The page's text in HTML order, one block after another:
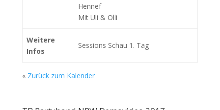
Hennef
Mit Uli & Olli
Weitere
Infos
Sessions Schau 1. Tag
« Zurück zum Kalender